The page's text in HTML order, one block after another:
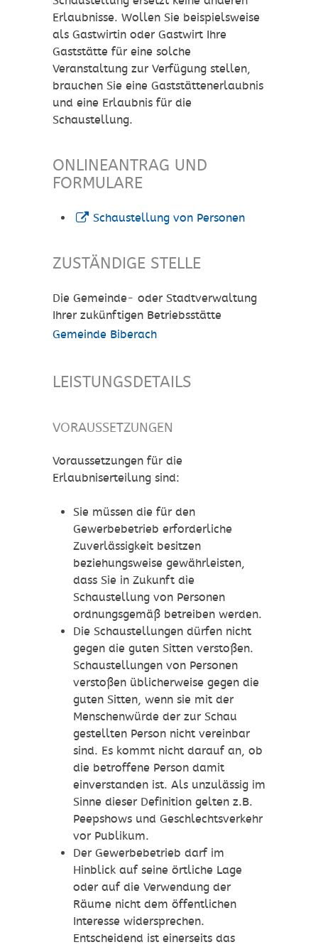
Erlaubnisse. Wollen Sie beispielsweise
als Gastwirtin oder Gastwirt Ihre
Gaststätte für eine solche
Veranstaltung zur Verfügung stellen,
brauchen Sie eine Gaststättenerlaubnis
und eine Erlaubnis für die
Schaustellung.
ONLINEANTRAG UND
FORMULARE
Schaustellung von Personen
ZUSTÄNDIGE STELLE
Die Gemeinde- oder Stadtverwaltung
Ihrer zukünftigen Betriebsstätte
Gemeinde Biberach
LEISTUNGSDETAILS
VORAUSSETZUNGEN
Voraussetzungen für die
Erlaubniserteilung sind:
Sie müssen die für den
Gewerbebetrieb erforderliche
Zuverlässigkeit besitzen
beziehungsweise gewährleisten,
dass Sie in Zukunft die
Schaustellung von Personen
ordnungsgemäß betreiben werden.
Die Schaustellungen dürfen nicht
gegen die guten Sitten verstoßen.
Schaustellungen von Personen
verstoßen üblicherweise gegen die
guten Sitten, wenn sie mit der
Menschenwürde der zur Schau
gestellten Person nicht vereinbar
sind. Es kommt nicht darauf an, ob
die betroffene Person damit
einverstanden ist. Als unzulässig im
Sinne dieser Definition gelten z.B.
Peepshows und Geschlechtsverkehr
vor Publikum.
Der Gewerbebetrieb darf im
Hinblick auf seine örtliche Lage
oder auf die Verwendung der
Räume nicht dem öffentlichen
Interesse widersprechen.
Entscheidend ist einerseits das